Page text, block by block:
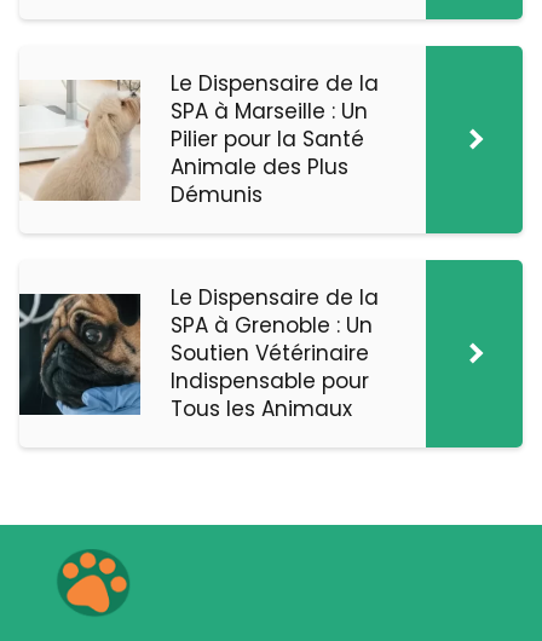
Le Dispensaire de la
SPA à Marseille : Un
Pilier pour la Santé
Animale des Plus
Démunis
Le Dispensaire de la
SPA à Grenoble : Un
Soutien Vétérinaire
Indispensable pour
Tous les Animaux